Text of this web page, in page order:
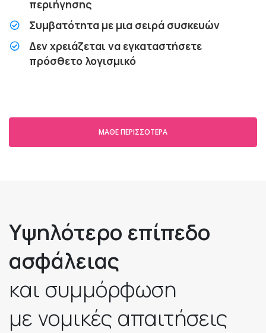
περιήγησης
Συμβατότητα με μια σειρά συσκευών
Δεν χρειάζεται να εγκαταστήσετε
πρόσθετο λογισμικό
ΜΆΘΕ ΠΕΡΙΣΣΌΤΕΡΑ
Υψηλότερο επίπεδο
ασφάλειας
και συμμόρφωση
με νομικές απαιτήσεις